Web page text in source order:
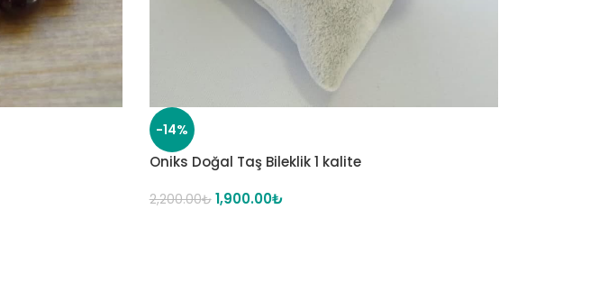
-14%
Oniks Doğal Taş Bileklik 1 kalite
2,200.00₺ 1,900.00₺